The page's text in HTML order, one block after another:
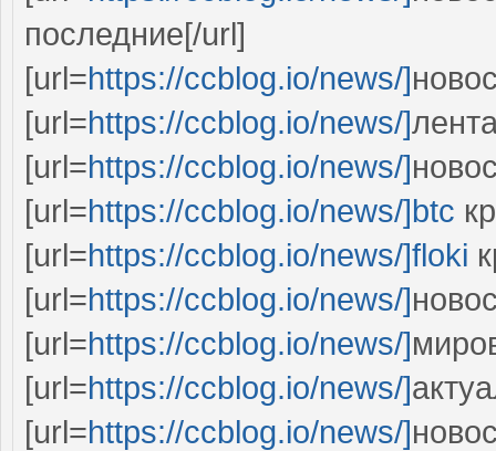
последние[/url]
[url=https://ccblog.io/news/]
[url=https://ccblog.io/news/]
[url=https://ccblog.io/news/]
[url=https://ccblog.io/news/]btc
[url=https://ccblog.io/news/]floki
[url=https://ccblog.io/news/]
[url=https://ccblog.io/news/]
[url=https://ccblog.io/news/]
[url=https://ccblog.io/news/]